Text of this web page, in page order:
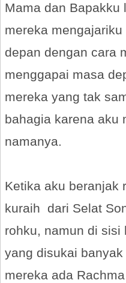
Mama dan Bapakku
mereka
depan dengan cara
menggapai masa
mereka yang tak
bahagia karena aku
namanya.
Ketika aku beranjak
kuraih dari Selat
rohku, namun di sisi
yang disukai
mereka ada